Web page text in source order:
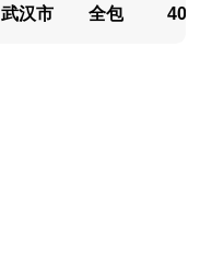
武汉市 全包 40万